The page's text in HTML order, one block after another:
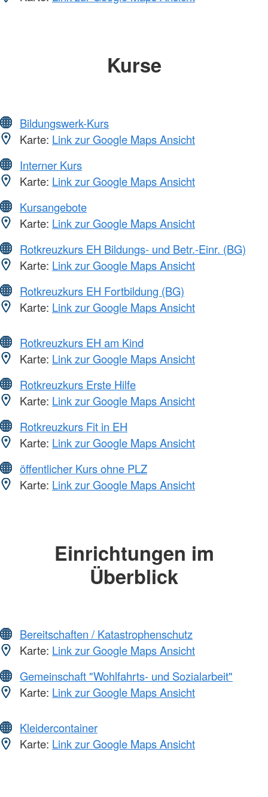
Kurse
Bildungswerk-Kurs
Karte: Link zur Google Maps Ansicht
Interner Kurs
Karte: Link zur Google Maps Ansicht
Kursangebote
Karte: Link zur Google Maps Ansicht
Rotkreuzkurs EH Bildungs- und Betr.-Einr. (BG)
Karte: Link zur Google Maps Ansicht
Rotkreuzkurs EH Fortbildung (BG)
Karte: Link zur Google Maps Ansicht
Rotkreuzkurs EH am Kind
Karte: Link zur Google Maps Ansicht
Rotkreuzkurs Erste Hilfe
Karte: Link zur Google Maps Ansicht
Rotkreuzkurs Fit in EH
Karte: Link zur Google Maps Ansicht
öffentlicher Kurs ohne PLZ
Karte: Link zur Google Maps Ansicht
Einrichtungen im
Überblick
Bereitschaften / Katastrophenschutz
Karte: Link zur Google Maps Ansicht
Gemeinschaft "Wohlfahrts- und Sozialarbeit"
Karte: Link zur Google Maps Ansicht
Kleidercontainer
Karte: Link zur Google Maps Ansicht